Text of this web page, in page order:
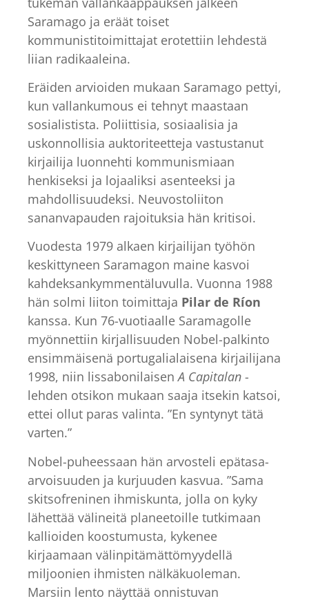
Saramago ja eräät toiset
kommunistitoimittajat erotettiin lehdestä
liian radikaaleina.
Eräiden arvioiden mukaan Saramago pettyi,
kun vallankumous ei tehnyt maastaan
sosialistista. Poliittisia, sosiaalisia ja
uskonnollisia auktoriteetteja vastustanut
kirjailija luonnehti kommunismiaan
henkiseksi ja lojaaliksi asenteeksi ja
mahdollisuudeksi. Neuvostoliiton
sananvapauden rajoituksia hän kritisoi.
Vuodesta 1979 alkaen kirjailijan työhön
keskittyneen Saramagon maine kasvoi
kahdeksankymmentäluvulla. Vuonna 1988
hän solmi liiton toimittaja Pilar de Ríon
kanssa. Kun 76-vuotiaalle Saramagolle
myönnettiin kirjallisuuden Nobel-palkinto
ensimmäisenä portugalialaisena kirjailijana
1998, niin lissabonilaisenA Capitalan -
lehden otsikon mukaan saaja itsekin katsoi,
ettei ollut paras valinta. ”En syntynyt tätä
varten.”
Nobel-puheessaan hän arvosteli epätasa-
arvoisuuden ja kurjuuden kasvua. ”Sama
skitsofreninen ihmiskunta, jolla on kyky
lähettää välineitä planeetoille tutkimaan
kallioiden koostumusta, kykenee
kirjaamaan välinpitämättömyydellä
miljoonien ihmisten nälkäkuoleman.
Marsiin lento näyttää onnistuvan